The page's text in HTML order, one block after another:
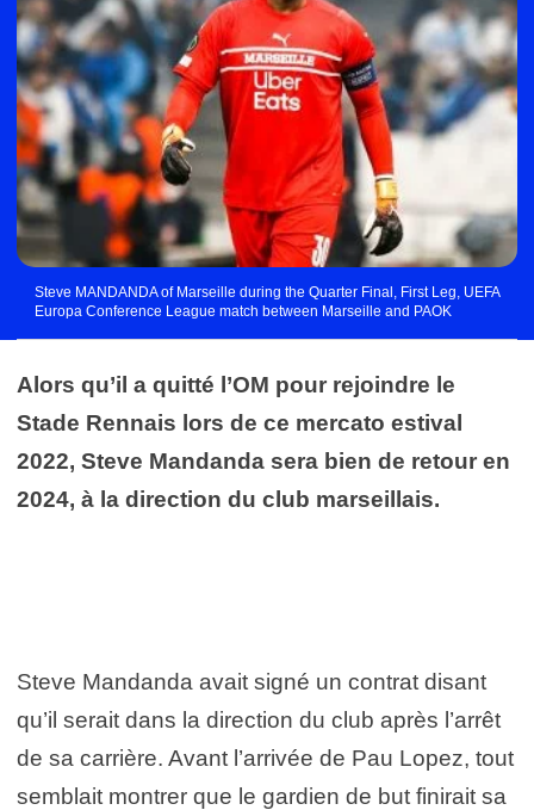
Steve MANDANDA of Marseille during the Quarter Final, First Leg, UEFA
Europa Conference League match between Marseille and PAOK
Alors qu’il a quitté l’OM pour rejoindre le
Stade Rennais lors de ce mercato estival
2022, Steve Mandanda sera bien de retour en
2024, à la direction du club marseillais.
Steve Mandanda avait signé un contrat disant
qu’il serait dans la direction du club après l’arrêt
de sa carrière. Avant l’arrivée de Pau Lopez, tout
semblait montrer que le gardien de but finirait sa